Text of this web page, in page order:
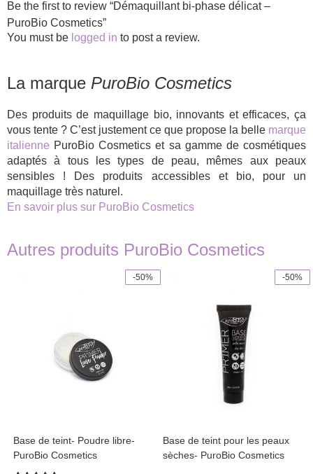
Be the first to review “Démaquillant bi-phase délicat –
PuroBio Cosmetics”
You must be logged in to post a review.
La marque PuroBio Cosmetics
Des produits de maquillage bio, innovants et efficaces, ça
vous tente ? C’est justement ce que propose la belle marque
italienne PuroBio Cosmetics et sa gamme de cosmétiques
adaptés à tous les types de peau, mêmes aux peaux
sensibles ! Des produits accessibles et bio, pour un
maquillage très naturel.
En savoir plus sur PuroBio Cosmetics
Autres produits PuroBio Cosmetics
-50%
Base de teint- Poudre libre-
PuroBio Cosmetics
-50%
Base de teint pour les peaux
sèches- PuroBio Cosmetics